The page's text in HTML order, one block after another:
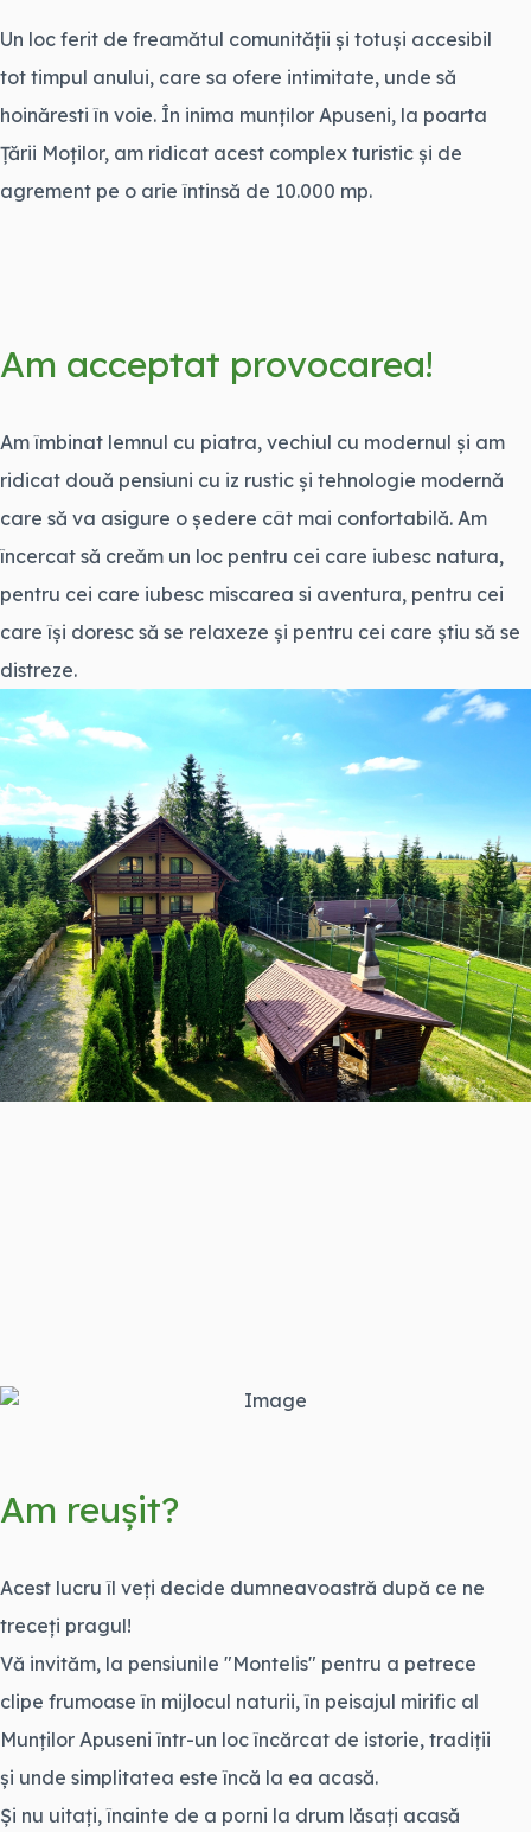
Un loc ferit de freamătul comunității și totuși accesibil
tot timpul anului, care sa ofere intimitate, unde să
hoinăresti în voie. În inima munților Apuseni, la poarta
Țării Moților, am ridicat acest complex turistic și de
agrement pe o arie întinsă de 10.000 mp.
Am acceptat provocarea!
Am îmbinat lemnul cu piatra, vechiul cu modernul și am
ridicat două pensiuni cu iz rustic și tehnologie modernă
care să va asigure o ședere cât mai confortabilă. Am
încercat să creăm un loc pentru cei care iubesc natura,
pentru cei care iubesc miscarea si aventura, pentru cei
care își doresc să se relaxeze și pentru cei care știu să se
distreze.
Am reușit?
Acest lucru îl veți decide dumneavoastră după ce ne
treceți pragul!
Vă invităm, la pensiunile "Montelis" pentru a petrece
clipe frumoase în mijlocul naturii, în peisajul mirific al
Munților Apuseni într-un loc încărcat de istorie, tradiții
și unde simplitatea este încă la ea acasă.
Și nu uitați, înainte de a porni la drum lăsați acasă